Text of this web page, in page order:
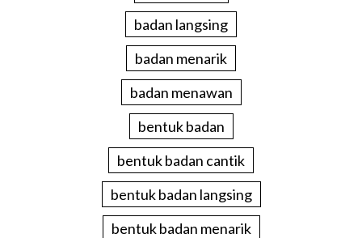
badan langsing
badan menarik
badan menawan
bentuk badan
bentuk badan cantik
bentuk badan langsing
bentuk badan menarik